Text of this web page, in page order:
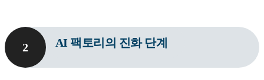
2 AI 팩토리의 진화 단계